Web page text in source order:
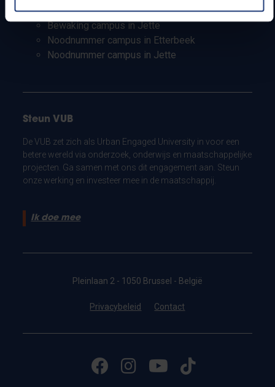
Bewaking campus in Etterbeek
Bewaking campus in Jette
Noodnummer campus in Etterbeek
Noodnummer campus in Jette
Steun VUB
De VUB zet zich als Urban Engaged University in voor een
betere wereld via onderzoek, onderwijs en maatschappelijke
projecten. Ga samen met ons dit engagement aan. Steun
onze werking en investeer mee in de maatschappij.
Ik doe mee
Pleinlaan 2 - 1050 Brussel - België
Privacybeleid Contact